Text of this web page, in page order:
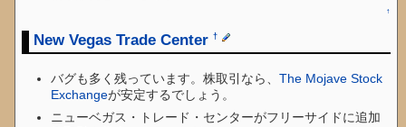
↑
New Vegas Trade Center †
バグも多く残っています。株取引なら、The Mojave Stock
Exchangeが安定するでしょう。
ニューベガス・トレード・センターがフリーサイドに追加